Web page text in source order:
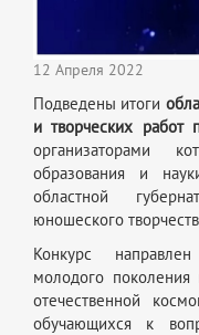
12 Апреля 2022
Подведены итоги
и творческих работ
организаторами
образования и
областной
юношеского
Конкурс
молодого поколения
отечественной
обучающихся к